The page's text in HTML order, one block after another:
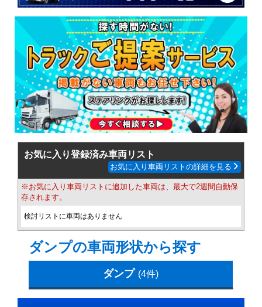
お気に入り登録済み車両リスト
お気に入り車両リストの詳細を見る
※お気に入り車両リストに追加した車両は、最大で2週間自動保
存されます。
検討リストに車両はありません
ダンプの車両形状から探す
ダンプ (4件)